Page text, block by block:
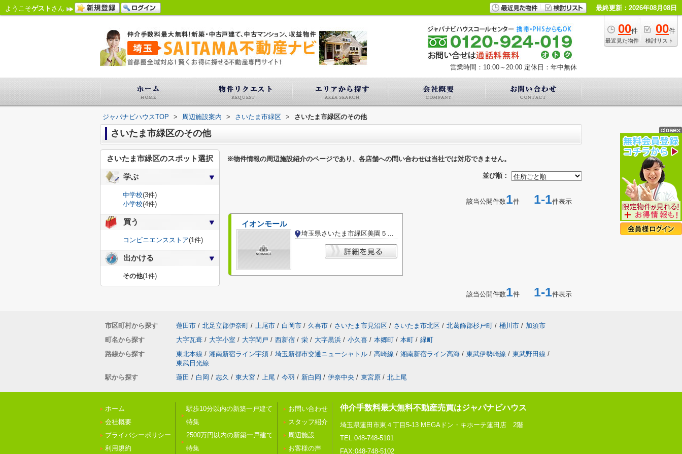
ようこそゲスト さん 最終更新：2026年08月08日
00件
最近見た物件
00件
検討リスト
営業時間：10:00～20:00 定休日：年中無休
ジャパナビハウスTOP > 周辺施設案内 > さいたま市緑区 > さいたま市緑区のその他
さいたま市緑区のその他
※物件情報の周辺施設紹介のページであり、各店舗への問い合わせは当社では対応できません。
並び順：
該当公開件数1件 1-1件表示
イオンモール
埼玉県さいたま市緑区美園５丁目
該当公開件数1件 1-1件表示
さいたま市緑区のスポット選択
学ぶ
中学校(3件)
小学校(4件)
買う
コンビニエンスストア(1件)
出かける
その他(1件)
市区町村から探す 蓮田市 / 北足立郡伊奈町 / 上尾市 / 白岡市 / 久喜市 / さいたま市見沼区 / さいたま市北区 / 北葛飾郡杉戸町 / 桶川市 / 加須市
町名から探す
大字瓦葺 / 大字小室 / 大字閏戸 / 西新宿 / 栄 / 大字黒浜 / 小久喜 / 本郷町 / 本町 / 緑町
路線から探す
東北本線 / 湘南新宿ライン宇須 / 埼玉新都市交通ニューシャトル / 高崎線 / 湘南新宿ライン高海 / 東武伊勢崎線 / 東武野田線 /
東武日光線
駅から探す
蓮田 / 白岡 / 志久 / 東大宮 / 上尾 / 今羽 / 新白岡 / 伊奈中央 / 東宮原 / 北上尾
ホーム
会社概要
プライバシーポリシー
利用規約
駅歩10分以内の新築一戸建て
特集
2500万円以内の新築一戸建て
特集
お問い合わせ
スタッフ紹介
周辺施設
お客様の声
仲介手数料最大無料不動産売買はジャパナビハウス
埼玉県蓮田市東４丁目5-13 MEGAドン・キホーテ蓮田店 2階
TEL:048-748-5101
FAX:048-748-5102